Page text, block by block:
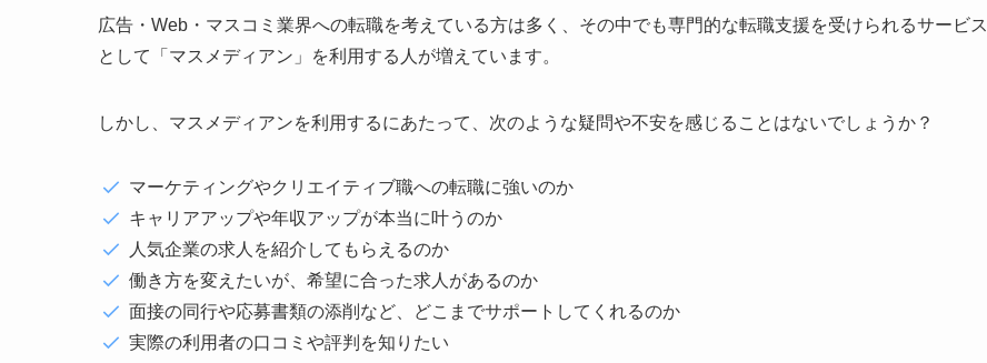
広告・Web・マスコミ業界への転職を考えている方は多く、その中でも専門的な転職支援を受けられるサービス
として「マスメディアン」を利用する人が増えています。
しかし、マスメディアンを利用するにあたって、次のような疑問や不安を感じることはないでしょうか？
マーケティングやクリエイティブ職への転職に強いのか
キャリアアップや年収アップが本当に叶うのか
人気企業の求人を紹介してもらえるのか
働き方を変えたいが、希望に合った求人があるのか
面接の同行や応募書類の添削など、どこまでサポートしてくれるのか
実際の利用者の口コミや評判を知りたい